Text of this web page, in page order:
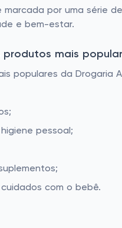
marcada por uma série
e bem-estar.
produtos mais
populares da Drogaria
pessoal;
com o bebê.